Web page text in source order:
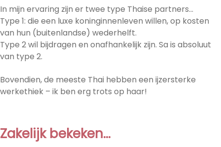
In mijn ervaring zijn er twee type Thaise partners…
Type 1: die een luxe koninginnenleven willen, op kosten
van hun (buitenlandse) wederhelft.
Type 2 wil bijdragen en onafhankelijk zijn. Sa is absoluut
van type 2.
Bovendien, de meeste Thai hebben een ijzersterke
werkethiek – ik ben erg trots op haar!
Zakelijk bekeken…